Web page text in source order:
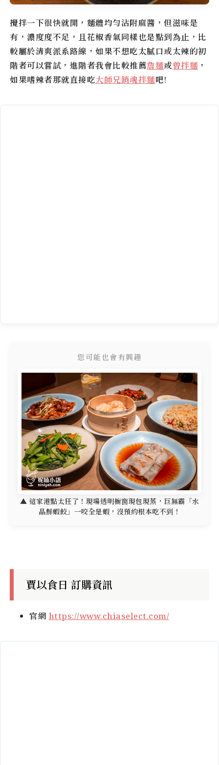
攪拌一下很快就開，麵體均勻沾附麻醬，但滋味是
有，濃度度不足，且花椒香氣同樣也是點到為止，比
較屬於清爽派系路線，如果不想吃太膩口或太辣的初
階者可以嘗試，進階者我會比較推薦詹麵或曾拌麵 ，
如果嗜辣者那就直接吃大師兄銷魂拌麵吧!
您可能也會有興趣
▲ 這家港點太狂了！現場透明櫥窗現包現蒸，巨無霸「水
晶鮮蝦餃」一咬全是蝦，沒預約根本吃不到！
賈以食日 訂購資訊
官網 https://www.chiaselect.com/